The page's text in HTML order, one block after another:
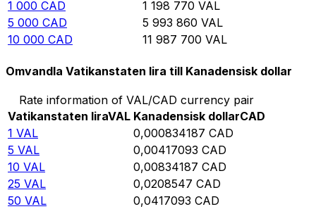
1 000 CAD 1 198 770 VAL
5 000 CAD 5 993 860 VAL
10 000 CAD 11 987 700 VAL
Omvandla Vatikanstaten lira till Kanadensisk dollar
Rate information of VAL/CAD currency pair
Vatikanstaten liraVAL Kanadensisk dollarCAD
1 VAL 0,000834187 CAD
5 VAL 0,00417093 CAD
10 VAL 0,00834187 CAD
25 VAL 0,0208547 CAD
50 VAL 0,0417093 CAD